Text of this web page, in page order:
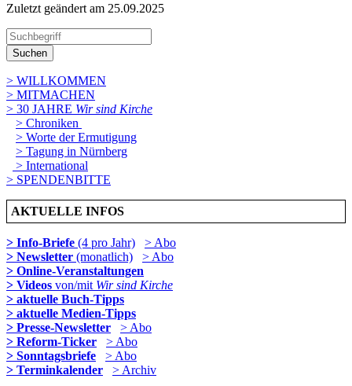
Zuletzt geändert am 25­.09.2025
Suchen
> WILLKOMMEN
> MITMACHEN
> 30 JAHRE Wir sind Kirche
> Chroniken
> Worte der Ermutigung
> Tagung in Nürnberg
> International
> SPENDENBITTE
AKTUELLE INFOS
> Info-Briefe (4 pro Jahr)
> Abo
> Newsletter (monatlich)
> Abo
> Online-Veranstaltungen
> Videos von/mit Wir sind Kirche
> aktuelle Buch-Tipps
> aktuelle Medien-Tipps
> Presse-Newsletter
> Abo
> Reform-Ticker
> Abo
> Sonntagsbriefe
> Abo
> Terminkalender
> Archiv